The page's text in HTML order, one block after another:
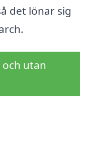
det lönar sig
utan